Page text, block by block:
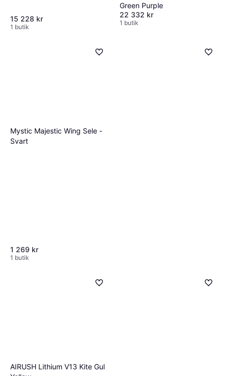
15 228 kr
1 butik
Green Purple
22 332 kr
1 butik
Mystic Majestic Wing Sele -
Svart
1 269 kr
1 butik
AIRUSH Lithium V13 Kite Gul